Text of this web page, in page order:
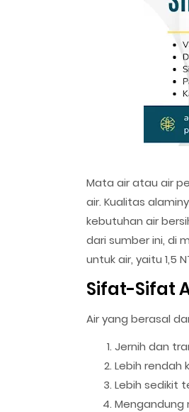
Mata air atau air
air. Kualitas
kebutuhan air
dari sumber ini, di
untuk air, yaitu 1,5
Sifat-Sifat
Air yang berasal
Jernih dan
Lebih rendah
Lebih sedikit